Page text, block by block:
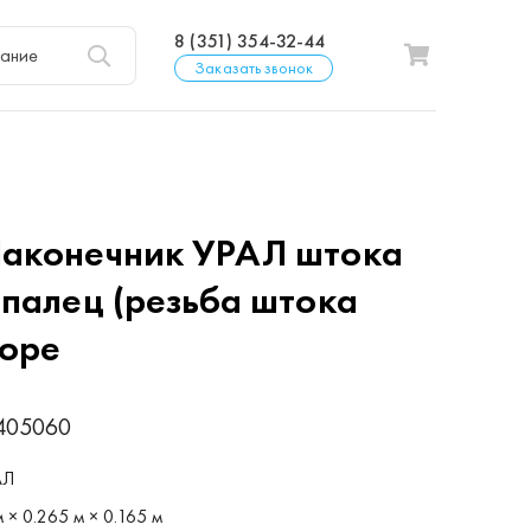
8 (351) 354-32-44
Заказать звонок
УРАЛ штока
(резьба штока
× 0.265 м × 0.165 м